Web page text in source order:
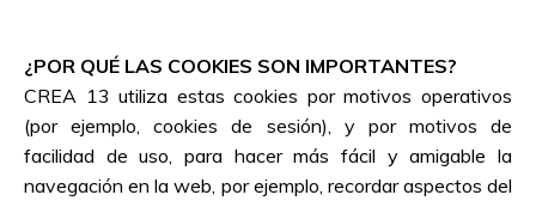
¿POR QUÉ LAS COOKIES SON IMPORTANTES?
CREA 13 utiliza estas cookies por motivos operativos
(por ejemplo, cookies de sesión), y por motivos de
facilidad de uso, para hacer más fácil y amigable la
navegación en la web, por ejemplo, recordar aspectos del